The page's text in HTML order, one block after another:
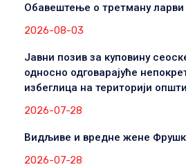
Обавештење о третману
2026-08-03
Јавни позив за куповину
односно одговарајуће
избеглица на територији
2026-07-28
Видљиве и вредне жене
2026-07-28